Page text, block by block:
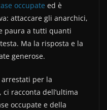
occupate ed è
attaccare gli anarchici,
paura a tutti quanti
Ma la risposta e la
generose.
per la
racconta dell’ultima
occupate e della